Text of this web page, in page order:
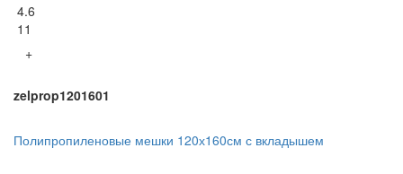
4.6
11
+
zelprop1201601
Полипропиленовые мешки 120х160см с вкладышем